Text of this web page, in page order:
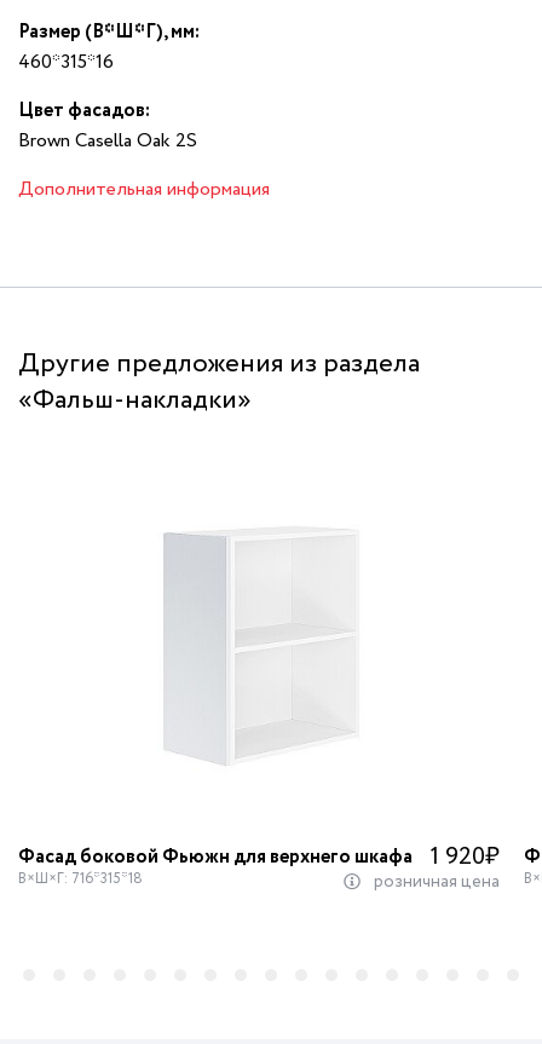
Размер (В*Ш*Г), мм:
460*315*16
Цвет фасадов:
Brown Casella Oak 2S
Дополнительная информация
Другие предложения из раздела
«Фальш-накладки»
Фасад боковой Фьюжн для верхнего шкафа 1 920₽
В×Ш×Г: 716*315*18 розничная цена